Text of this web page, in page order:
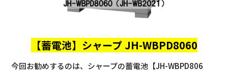
【蓄電池】 シャープ JH-WBPD8060
今回お勧めするのは、シャープの蓄電池【JH-WBPD806